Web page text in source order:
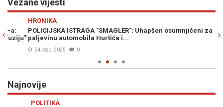
Vezane vijesti
HRONIKA
POLICIJSKA ISTRAGA "SMAGLER": Uhapšen osumnjičeni za
paljevinu automobila Hurtića i...
24. Sep. 2025 0
Najnovije
POLITIKA